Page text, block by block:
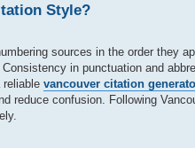
Style?
sources in the order they
in punctuation and
vancouver citation
reduce confusion. Following